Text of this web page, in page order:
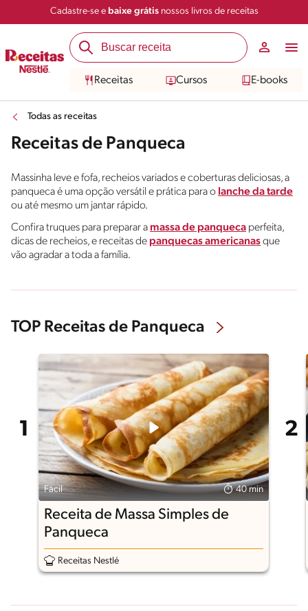
Cadastre-se e baixe grátisnossos livros de receitas
Receitas Cursos E-books
Todas as receitas
Receitas de Panqueca
Massinha leve e fofa, recheios variados e coberturas deliciosas, a
panqueca é uma opção versátil e prática para o lanche da tarde
ou até mesmo um jantar rápido.
Confira truques para preparar a massa de panqueca perfeita,
dicas de recheios, e receitas de panquecas americanasque
vão agradar a toda a família.
TOP Receitas de Panqueca
Fácil 40 min
Receita de Massa Simples de
Panqueca
Receitas Nestlé